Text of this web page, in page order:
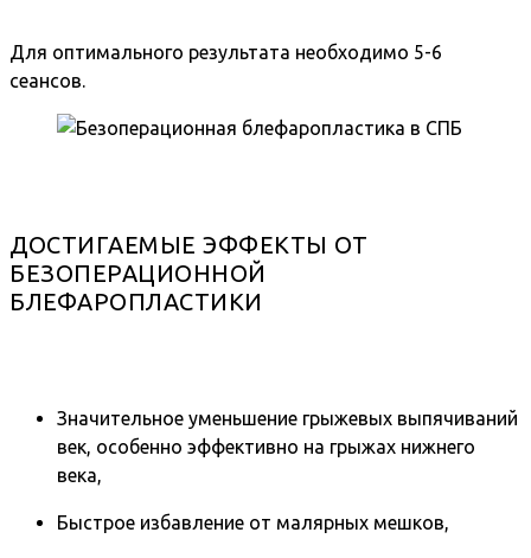
Для оптимального результата необходимо 5-6
сеансов.
ДОСТИГАЕМЫЕ ЭФФЕКТЫ ОТ
БЕЗОПЕРАЦИОННОЙ
БЛЕФАРОПЛАСТИКИ
Значительное уменьшение грыжевых выпячиваний
век, особенно эффективно на грыжах нижнего
века,
Быстрое избавление от малярных мешков,